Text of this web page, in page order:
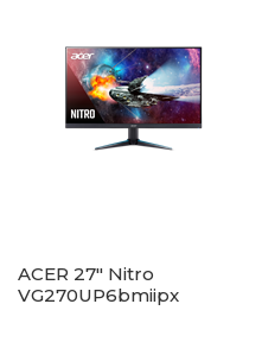
ACER 27" Nitro
VG270UP6bmiipx